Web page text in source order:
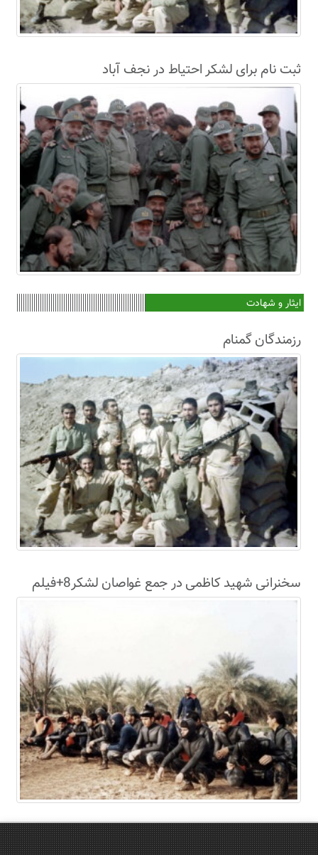
ثبت نام برای لشکر احتیاط در نجف آباد
ایثار و شهادت
رزمندگان گمنام
سخنرانی شهید کاظمی در جمع غواصان لشکر8+فیلم